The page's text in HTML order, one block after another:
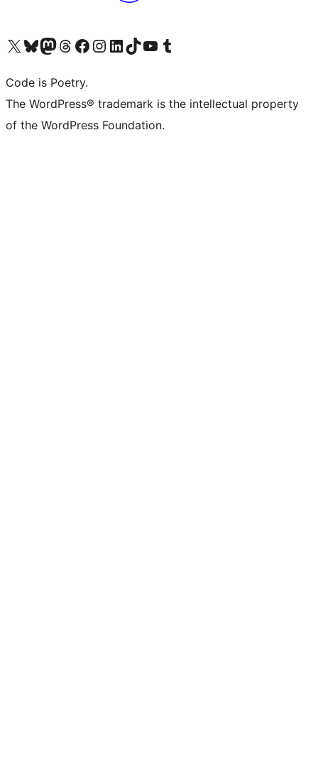
Navštivte náš účet na X (dříve Twitter)
Navštivte náš Bluesky účetNavštivte náš účet Mastodon
Navštivte náš Threads účetNavštivte naši stránku na Facebooku
Navštivte náš Instagram účetNavštivte náš LinkedIn účetNavštivte náš TikTok účetNavštivte náš YouTube kanálNavštivte náš Tumblr účet
Code is Poetry.
The WordPress® trademark is the intellectual property
of the WordPress Foundation.